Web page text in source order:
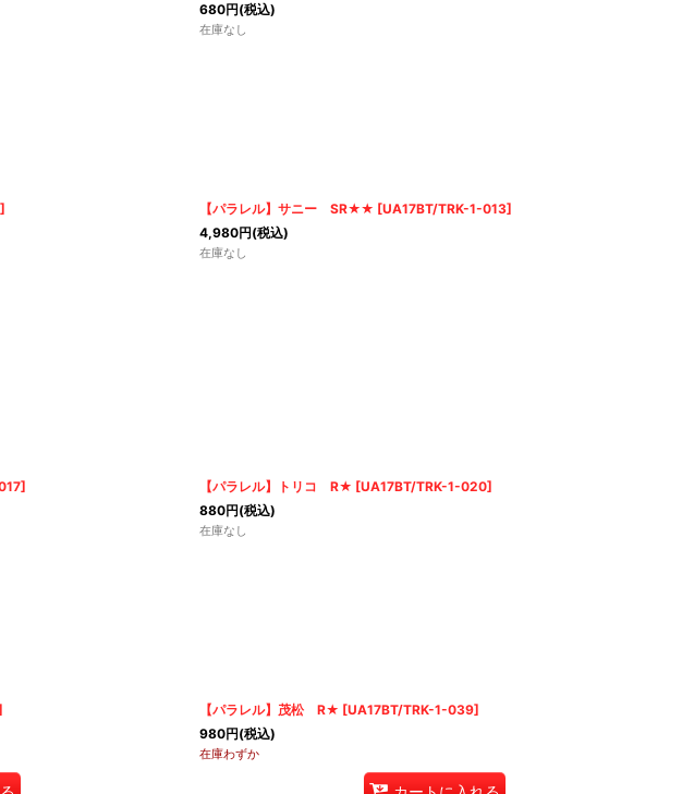
680円(税込)
在庫なし
]
【パラレル】サニー SR★★ [UA17BT/TRK-1-013]
4,980円(税込)
在庫なし
]
【パラレル】トリコ R★ [UA17BT/TRK-1-020]
880円(税込)
在庫なし
【パラレル】茂松 R★ [UA17BT/TRK-1-039]
980円(税込)
在庫わずか